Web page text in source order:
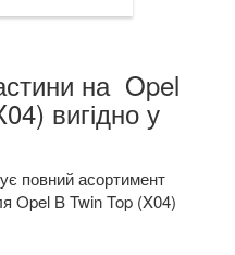
на Opel
вигідно у
повний асортимент
Opel B Twin Top (X04)